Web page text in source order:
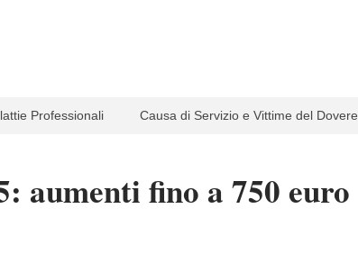
Professionali Causa di Servizio e Vittime del Dovere
aumenti fino a 750 euro